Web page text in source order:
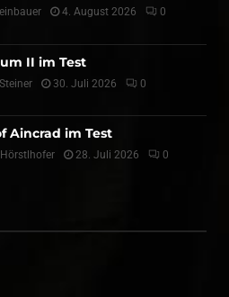
4. August 2026 0
II im Test
30. Juli 2026 0
Aincrad im Test
28. Juli 2026 0